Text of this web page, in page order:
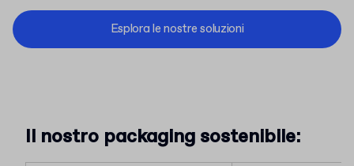
Esplora le nostre soluzioni
Il nostro packaging sostenibile: